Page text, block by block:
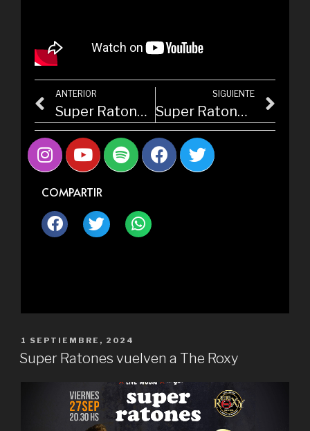
ANTERIOR
Super Ratones vuelven a The Roxy
SIGUIENTE
Super Ratones en la Rolling Stone
COMPARTIR
1 SEPTIEMBRE, 2024
Super Ratones vuelven a The Roxy